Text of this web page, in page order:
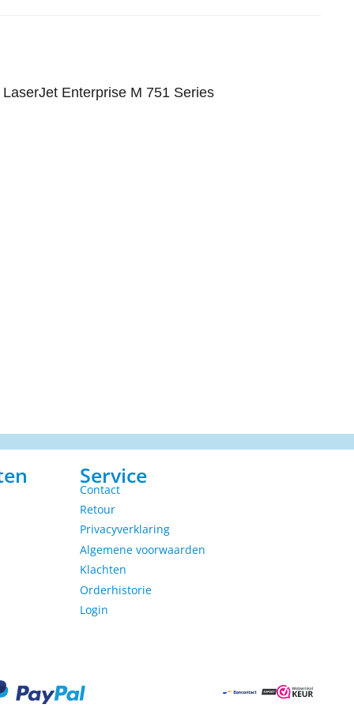
Enterprise M 751 Series
Service
Contact
Retour
Privacyverklaring
Algemene voorwaarden
Klachten
Orderhistorie
Login